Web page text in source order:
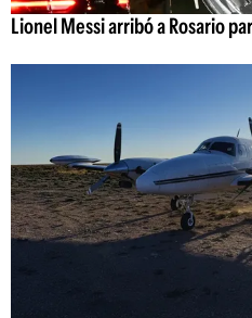
Lionel Messi arribó a Rosario